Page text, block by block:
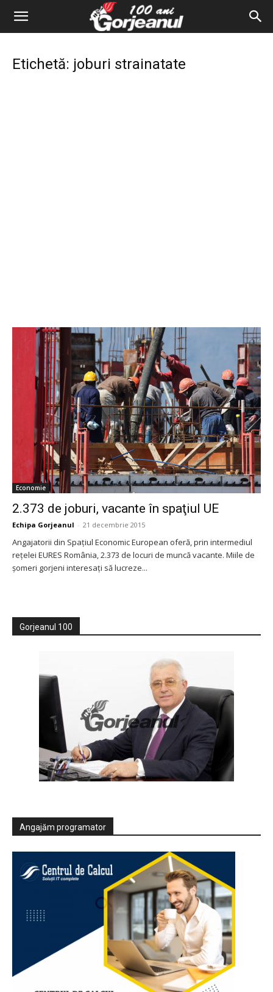
Etichetă: joburi strainatate
Economie
2.373 de joburi, vacante în spaţiul UE
Echipa Gorjeanul - 21 decembrie 2015
Angajatorii din Spaţiul Economic European oferă, prin intermediul
reţelei EURES România, 2.373 de locuri de muncă vacante. Miile de
şomeri gorjeni interesaţi să lucreze...
Gorjeanul 100
Angajăm programator